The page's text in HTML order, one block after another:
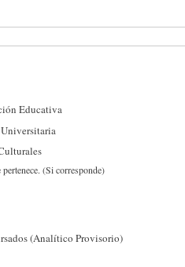
Educativa
(Si corresponde)
(Analítico Provisorio)